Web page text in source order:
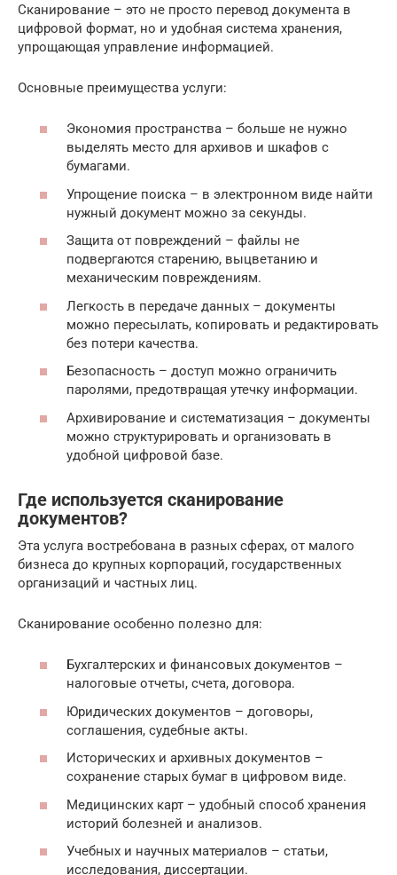
Сканирование – это не просто перевод документа в
цифровой формат, но и удобная система хранения,
упрощающая управление информацией.
Основные преимущества услуги:
Экономия пространства – больше не нужно
выделять место для архивов и шкафов с
бумагами.
Упрощение поиска – в электронном виде найти
нужный документ можно за секунды.
Защита от повреждений – файлы не
подвергаются старению, выцветанию и
механическим повреждениям.
Легкость в передаче данных – документы
можно пересылать, копировать и редактировать
без потери качества.
Безопасность – доступ можно ограничить
паролями, предотвращая утечку информации.
Архивирование и систематизация – документы
можно структурировать и организовать в
удобной цифровой базе.
Где используется сканирование
документов?
Эта услуга востребована в разных сферах, от малого
бизнеса до крупных корпораций, государственных
организаций и частных лиц.
Сканирование особенно полезно для:
Бухгалтерских и финансовых документов –
налоговые отчеты, счета, договора.
Юридических документов – договоры,
соглашения, судебные акты.
Исторических и архивных документов –
сохранение старых бумаг в цифровом виде.
Медицинских карт – удобный способ хранения
историй болезней и анализов.
Учебных и научных материалов – статьи,
исследования, диссертации.